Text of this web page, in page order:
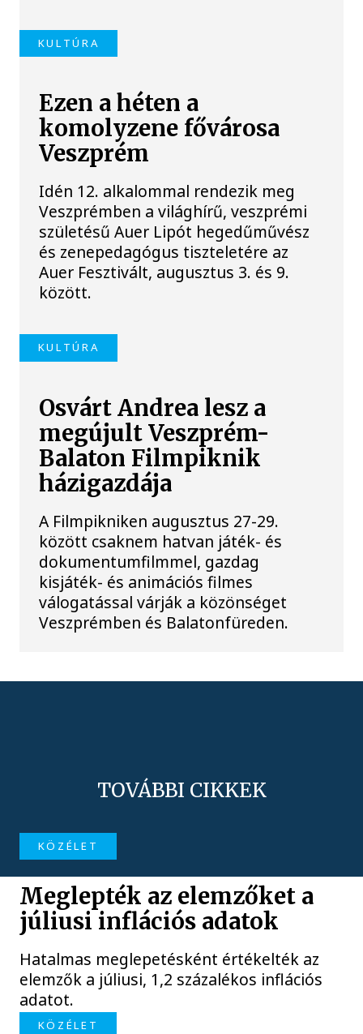
KULTÚRA
Ezen a héten a
komolyzene fővárosa
Veszprém
Idén 12. alkalommal rendezik meg
Veszprémben a világhírű, veszprémi
születésű Auer Lipót hegedűművész
és zenepedagógus tiszteletére az
Auer Fesztivált, augusztus 3. és 9.
között.
KULTÚRA
Osvárt Andrea lesz a
megújult Veszprém-
Balaton Filmpiknik
házigazdája
A Filmpikniken augusztus 27-29.
között csaknem hatvan játék- és
dokumentumfilmmel, gazdag
kisjáték- és animációs filmes
válogatással várják a közönséget
Veszprémben és Balatonfüreden.
TOVÁBBI CIKKEK
KÖZÉLET
Meglepték az elemzőket a
júliusi inflációs adatok
Hatalmas meglepetésként értékelték az
elemzők a júliusi, 1,2 százalékos inflációs
adatot.
KÖZÉLET